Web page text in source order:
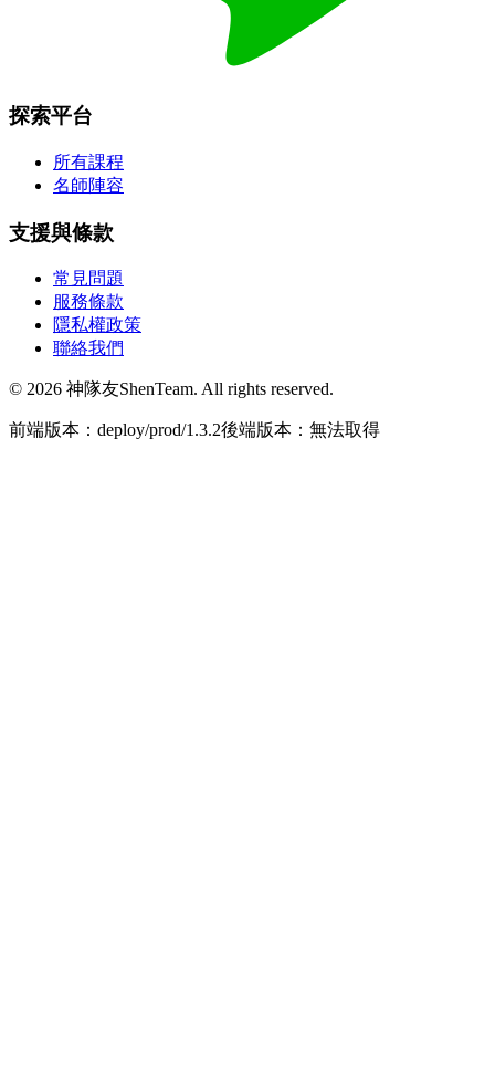
探索平台
所有課程
名師陣容
支援與條款
常見問題
服務條款
隱私權政策
聯絡我們
© 2026 神隊友ShenTeam. All rights reserved.
前端版本：deploy/prod/1.3.2後端版本：無法取得